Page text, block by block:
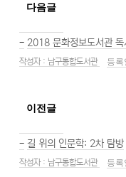
다음글
- 2018 문화정보도서관 독
남구통합도서관
이전글
- 길 위의 인문학: 2차 탐방
남구통합도서관